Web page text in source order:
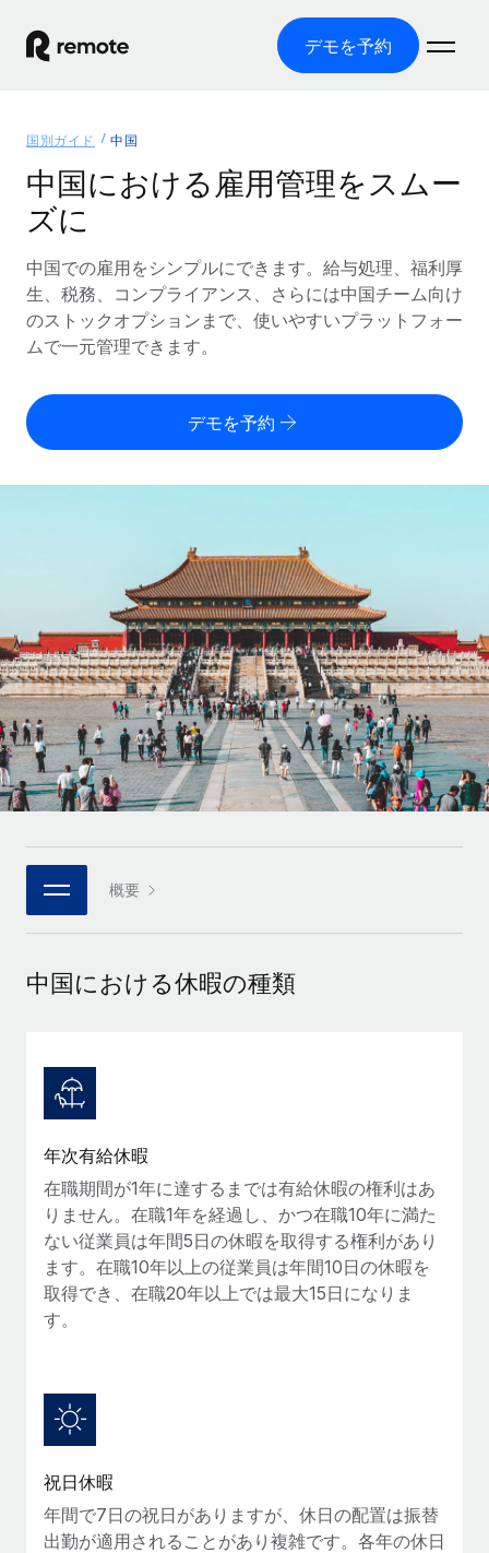
デモを予約
グローバル雇用
グローバル給与処理
コンプライアンス対応の給与処理を手軽に
Employer of Record（EOR）
グローバル展開をコストをかけずに実現
Contractor of Record
世界中の契約社員と法令を遵守して契約
複雑な雇用関連業務を外部委託
インフラ
Remote統合
人事機能をワークフローにシームレスに統合する
プラットフォーム
チームのための人事の基本機能を内蔵
接続 新しい
当社のMCPを使用して、あらゆるAIツールをRemoteに接続
統合
基本的なビジネスツールを活用して業務プロセスを効率化す
グローバル人事・コンプライアンスの専門サポート
候補者の選考プロセスをシンプルに
Compliance Watchtower
コンプライアンスリスクを先回りして対応
デバイス管理
ITデバイスを世界規模で提供・管理
移住・転勤
従業員の異動をスムーズに
従業員の福利厚生を簡単に管理
ソリューション
各国の制度に対応
国別ガイド
/国別のグローバル雇用支援を検索する
Remoteを他社と比較
スタートアップ
成長中の企業向けのアジャイルなグローバルHR・給与処理ソ
リューション
ミッドマーケット
カスタマイズされた人事ソリューションでチームを拡大する
企業
大企業向けのグローバルHR
パートナーに登録
戦略的テクノロジーパートナー
グローバルな人事機能を柔軟に自社プラットフォームへ統合
当社とのパートナーシップの可能性を検討する
リソース
ツールと計算ツール
従業員コスト計算ツール
REMOTEで学習
リサーチおよびガイド
活用事例
HR用語集
チェックリストおよびテンプレート
職務内容ライブラリ
ウェビナー
イベント
ニュースルーム
情報センター
サポートを依頼する
すべてのリソースを表示する
ブログ
グローバル給与処理
EORおよびPEO
税務
ブログを読む
ブログ
価格
English
Deutsch
Español
Italiano
Português (Portugal)
日本語
한국어
国別ガイド 中国
中国における雇用管理をスムー
ズに
中国での雇用をシンプルにできます。給与処理、福利厚
生、税務、コンプライアンス、さらには中国チーム向け
のストックオプションまで、使いやすいプラットフォー
ムで一元管理できます。
デモを予約
概要
中国における休暇の種類
年次有給休暇
在職期間が1年に達するまでは有給休暇の権利はあ
りません。在職1年を経過し、かつ在職10年に満た
ない従業員は年間5日の休暇を取得する権利があり
ます。在職10年以上の従業員は年間10日の休暇を
取得でき、在職20年以上では最大15日になりま
す。
祝日休暇
年間で7日の祝日がありますが、休日の配置は振替
出勤が適用されることがあり複雑です。各年の休日